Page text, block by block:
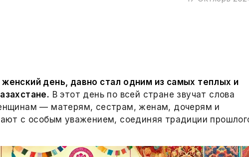
день, давно стал одним из самых теплых и
В этот день по всей стране звучат слова
— матерям, сестрам, женам, дочерям и
с особым уважением, соединяя традиции